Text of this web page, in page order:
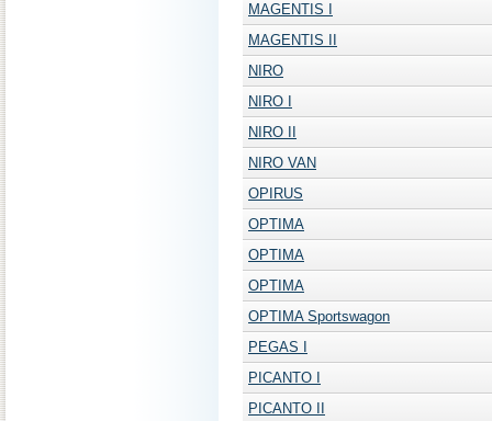
MAGENTIS I
MAGENTIS II
NIRO
NIRO I
NIRO II
NIRO VAN
OPIRUS
OPTIMA
OPTIMA
OPTIMA
OPTIMA Sportswagon
PEGAS I
PICANTO I
PICANTO II